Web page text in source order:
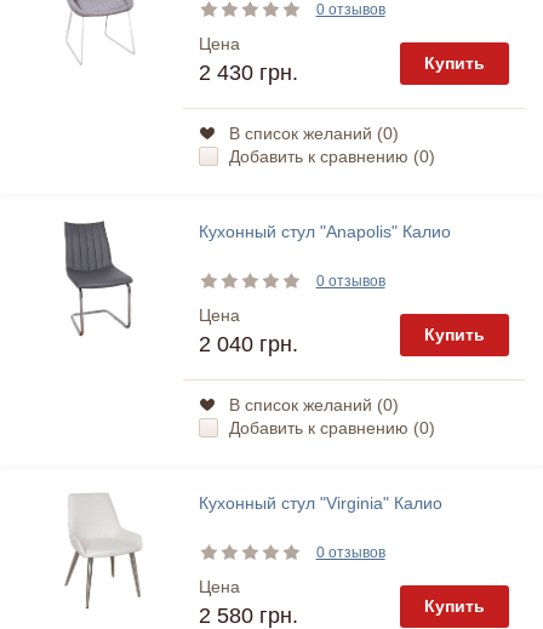
0 отзывов
Цена
2 430 грн. Купить
В список желаний (0)
Добавить к сравнению (0)
Кухонный стул "Anapolis" Калио
0 отзывов
Цена
2 040 грн. Купить
В список желаний (0)
Добавить к сравнению (0)
Кухонный стул "Virginia" Калио
0 отзывов
Цена
2 580 грн. Купить